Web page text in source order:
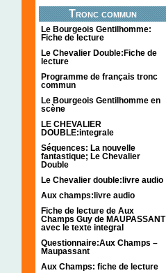
Tronc commun
Le Bourgeois Gentilhomme:
Fiche de lecture
Le Chevalier Double:Fiche de
lecture
Programme de français tronc
commun
Le Bourgeois Gentilhomme en
scène
LE CHEVALIER
DOUBLE:integrale
Séquences: La nouvelle
fantastique; Le Chevalier
Double
Le Chevalier double:livre audio
Aux champs:livre audio
Fiche de lecture de Aux
Champs Guy de MAUPASSANT
avec le texte integral
Questionnaire:Aux Champs –
Maupassant
Aux Champs: fiche de lecture